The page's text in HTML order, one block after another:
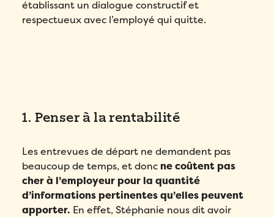
établissant un dialogue constructif et
respectueux avec l’employé qui quitte.
1. Penser à la rentabilité
Les entrevues de départ ne demandent pas
beaucoup de temps, et donc ne coûtent pas
cher à l’employeur pour la quantité
d’informations pertinentes qu’elles peuvent
apporter. En effet, Stéphanie nous dit avoir